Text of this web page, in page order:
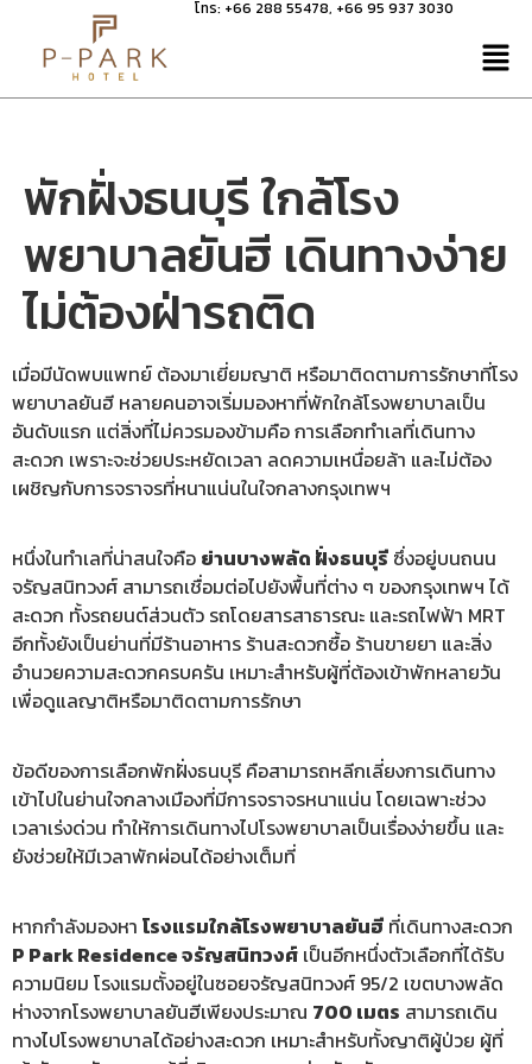
โทร: +66 288 55478, +66 95 937 3030
พักฝั่งธนบุรี ใกล้โรง
พยาบาลยันฮี เดินทางง่าย
ไม่ต้องฝ่ารถติด
เมื่อมีนัดพบแพทย์ ต้องมาเยี่ยมญาติ หรือมาติดตามการรักษาที่โรง
พยาบาลยันฮี หลายคนอาจเริ่มมองหาที่พักใกล้โรงพยาบาลเป็น
อันดับแรก แต่สิ่งที่ไม่ควรมองข้ามคือ การเลือกทำเลที่เดินทาง
สะดวก เพราะจะช่วยประหยัดเวลา ลดความเหนื่อยล้า และไม่ต้อง
เผชิญกับการจราจรที่หนาแน่นในใจกลางกรุงเทพฯ
หนึ่งในทำเลที่น่าสนใจคือ ย่านบางพลัด ฝั่งธนบุรี ซึ่งอยู่บนถนน
จรัญสนิทวงศ์ สามารถเชื่อมต่อไปยังพื้นที่ต่าง ๆ ของกรุงเทพฯ ได้
สะดวก ทั้งรถยนต์ส่วนตัว รถโดยสารสาธารณะ และรถไฟฟ้า MRT
อีกทั้งยังเป็นย่านที่มีร้านอาหาร ร้านสะดวกซื้อ ร้านขายยา และสิ่ง
อำนวยความสะดวกครบครัน เหมาะสำหรับผู้ที่ต้องเข้าพักหลายวัน
เพื่อดูแลญาติหรือมาติดตามการรักษา
ข้อดีของการเลือกพักฝั่งธนบุรี คือสามารถหลีกเลี่ยงการเดินทาง
เข้าไปในย่านใจกลางเมืองที่มีการจราจรหนาแน่น โดยเฉพาะช่วง
เวลาเร่งด่วน ทำให้การเดินทางไปโรงพยาบาลเป็นเรื่องง่ายขึ้น และ
ยังช่วยให้มีเวลาพักผ่อนได้อย่างเต็มที่
หากกำลังมองหา โรงแรมใกล้โรงพยาบาลยันฮี ที่เดินทางสะดวก
P Park Residence จรัญสนิทวงศ์ เป็นอีกหนึ่งตัวเลือกที่ได้รับ
ความนิยม โรงแรมตั้งอยู่ในซอยจรัญสนิทวงศ์ 95/2 เขตบางพลัด
ห่างจากโรงพยาบาลยันฮีเพียงประมาณ 700 เมตร สามารถเดิน
ทางไปโรงพยาบาลได้อย่างสะดวก เหมาะสำหรับทั้งญาติผู้ป่วย ผู้ที่